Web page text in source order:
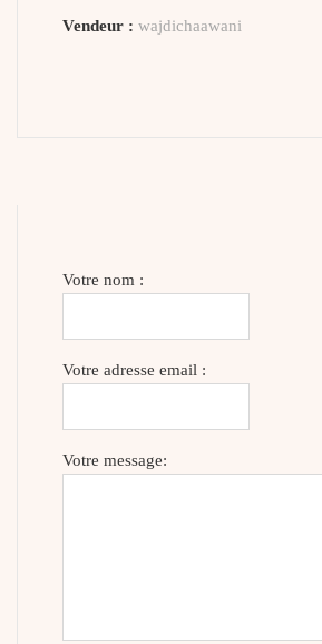
Vendeur : wajdichaawani
Votre nom :
Votre adresse email :
Votre message: